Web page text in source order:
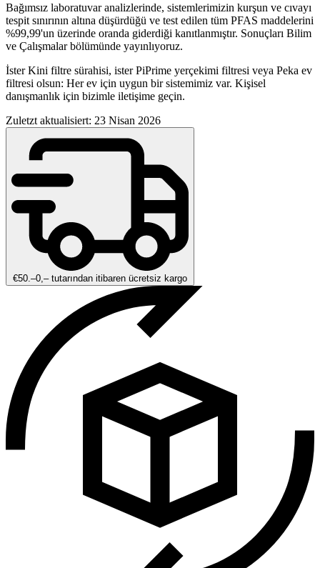
Bağımsız laboratuvar analizlerinde, sistemlerimizin kurşun ve cıvayı
tespit sınırının altına düşürdüğü ve test edilen tüm PFAS maddelerini
%99,99'un üzerinde oranda giderdiği kanıtlanmıştır. Sonuçları Bilim
ve Çalışmalar bölümünde yayınlıyoruz.
İster Kini filtre sürahisi, ister PiPrime yerçekimi filtresi veya Peka ev
filtresi olsun: Her ev için uygun bir sistemimiz var. Kişisel
danışmanlık için bizimle iletişime geçin.
Zuletzt aktualisiert: 23 Nisan 2026
€50.–0,– tutarından itibaren ücretsiz kargo